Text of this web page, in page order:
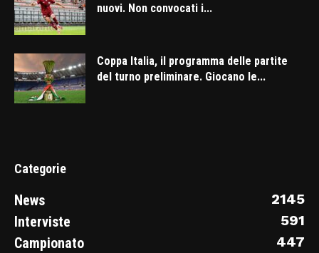
nuovi. Non convocati i...
Coppa Italia, il programma delle partite
del turno preliminare. Giocano le...
Categorie
News
2145
Interviste
591
Campionato
447